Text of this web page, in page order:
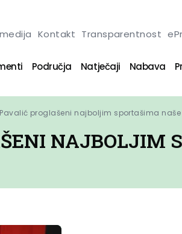
Kontakt Transparentnost
Područja Natječaji Nabava
proglašeni najboljim sportašima
NAJBOLJIM